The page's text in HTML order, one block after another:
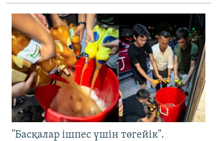
"Басқалар ішпес үшін төгейік".